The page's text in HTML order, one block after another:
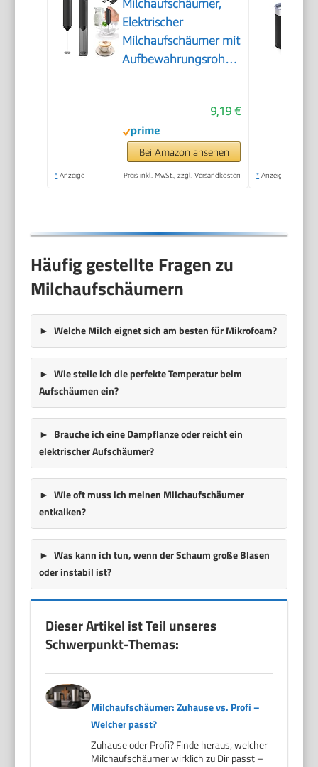
Milchaufschäumer,
Elektrischer
Milchaufschäumer mit
Aufbewahrungsrohr,
mit 14.000 U/min,
Mini Mixer für Matcha
Latte, Cappuccino,
Küchenaccessoires
9,19 €
Bei Amazon ansehen
* Anzeige Preis inkl. MwSt., zzgl. Versandkosten * Anzeige
Häufig gestellte Fragen zu
Milchaufschäumern
Welche Milch eignet sich am besten für Mikrofoam?
Wie stelle ich die perfekte Temperatur beim
Aufschäumen ein?
Brauche ich eine Dampflanze oder reicht ein
elektrischer Aufschäumer?
Wie oft muss ich meinen Milchaufschäumer
entkalken?
Was kann ich tun, wenn der Schaum große Blasen
oder instabil ist?
Dieser Artikel ist Teil unseres
Schwerpunkt-Themas:
Milchaufschäumer: Zuhause vs. Profi –
Welcher passt?
Zuhause oder Profi? Finde heraus, welcher
Milchaufschäumer wirklich zu Dir passt –